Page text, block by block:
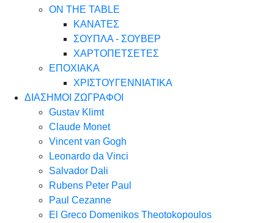
ON THE TABLE
ΚΑΝΑΤΕΣ
ΣΟΥΠΛΑ - ΣΟΥΒΕΡ
ΧΑΡΤΟΠΕΤΣΕΤΕΣ
ΕΠΟΧΙΑΚΑ
ΧΡΙΣΤΟΥΓΕΝΝΙΑΤΙΚΑ
ΔΙΑΣΗΜΟΙ ΖΩΓΡΑΦΟΙ
Gustav Klimt
Claude Monet
Vincent van Gogh
Leonardo da Vinci
Salvador Dali
Rubens Peter Paul
Paul Cezanne
El Greco Domenikos Theotokopoulos